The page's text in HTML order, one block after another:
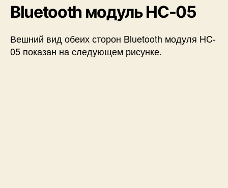
Bluetooth модуль HC-05
Вешний вид обеих сторон Bluetooth модуля HC-
05 показан на следующем рисунке.